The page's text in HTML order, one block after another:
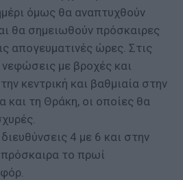
όμως θα αναπτυχθούν
θα σημειωθούν πρόσκαιρες
απογευματινές ώρες. Στις
με βροχές και
κεντρική και βαθμιαία στην
και τη Θράκη, οι οποίες θα
4 με 6 και στην
το πρωί